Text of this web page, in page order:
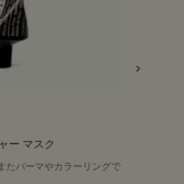
ー マスク
たパーマやカラーリングで